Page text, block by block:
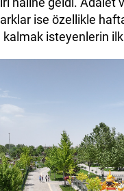
ise özellikle
isteyenlerin